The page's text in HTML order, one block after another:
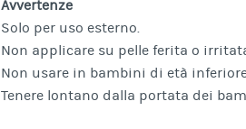
Avvertenze
Solo per uso esterno.
Non applicare su pelle ferita o
Non usare in bambini di età
Tenere lontano dalla portata dei